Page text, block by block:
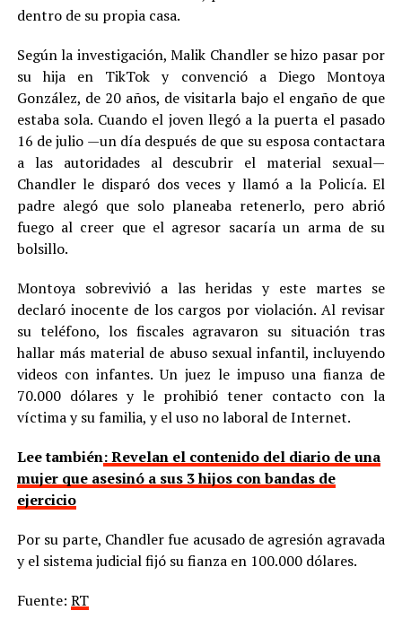
dentro de su propia casa.
Según la investigación, Malik Chandler se hizo pasar por
su hija en TikTok y convenció a Diego Montoya
González, de 20 años, de visitarla bajo el engaño de que
estaba sola. Cuando el joven llegó a la puerta el pasado
16 de julio —un día después de que su esposa contactara
a las autoridades al descubrir el material sexual—
Chandler le disparó dos veces y llamó a la Policía. El
padre alegó que solo planeaba retenerlo, pero abrió
fuego al creer que el agresor sacaría un arma de su
bolsillo.
Montoya sobrevivió a las heridas y este martes se
declaró inocente de los cargos por violación. Al revisar
su teléfono, los fiscales agravaron su situación tras
hallar más material de abuso sexual infantil, incluyendo
videos con infantes. Un juez le impuso una fianza de
70.000 dólares y le prohibió tener contacto con la
víctima y su familia, y el uso no laboral de Internet.
Lee también: Revelan el contenido del diario de una
mujer que asesinó a sus 3 hijos con bandas de
ejercicio
Por su parte, Chandler fue acusado de agresión agravada
y el sistema judicial fijó su fianza en 100.000 dólares.
Fuente: RT